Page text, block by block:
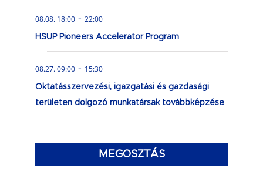
08.08. 18:00 - 22:00
HSUP Pioneers Accelerator Program
08.27. 09:00 - 15:30
Oktatásszervezési, igazgatási és gazdasági
területen dolgozó munkatársak továbbképzése
MEGOSZTÁS